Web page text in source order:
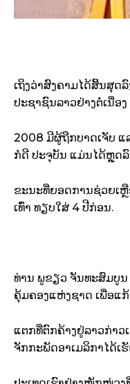
ເຖິງ​ວ່າ​ສົງຄາມ​ໄດ້​ສິ້ນ​ສຸດ​
ປະຊາຊົນລາວ​ຢ່າງ​ຕໍ່​ເນື່ອງ
2008 ມີ​ຜູ້​ຖືກ​ບາດເຈັບ ແ
ກໍ​ດີ ປະຈຸ​ບັນ ແມ່ນ​ໄດ້​ຫຼຸດ​
ຂະນະ​ທີ່​ຍອດ​ການ​ຊ່ວຍເຫຼື
ເທົ່າ ທຽບໃສ່ 4 ປີ​ກ່ອນ.
ທ່ານ ພູ​ຂຽວ ຈັນທະ​ສົມບູ
ຄຸ້ມ​ຄອງແຫ່ງ​ຊາດ ເພື່ອ​ແ
ແຕກ​ທີ່​ຕົກ​ຄ້າງ​ຢູ່​ລາວ​ກ່າວ​
ຈັກກະພັດ​ອາເມລິກາ​ໄດ້​ເ